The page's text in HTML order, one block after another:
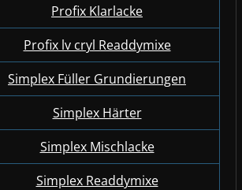
Profix Klarlacke
Profix lv cryl Readdymixe
Simplex Füller Grundierungen
Simplex Härter
Simplex Mischlacke
Simplex Readdymixe